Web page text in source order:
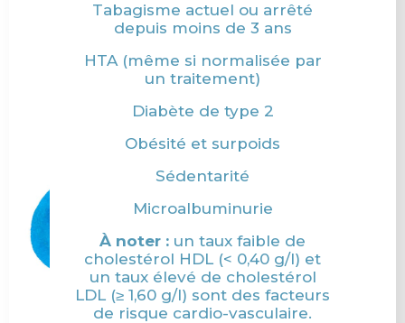
Tabagisme actuel ou arrêté
depuis moins de 3 ans
HTA (même si normalisée par
un traitement)
Diabète de type 2
Obésité et surpoids
Sédentarité
Microalbuminurie
À noter : un taux faible de
cholestérol HDL (< 0,40 g/l) et
un taux élevé de cholestérol
LDL (≥ 1,60 g/l) sont des facteurs
de risque cardio-vasculaire.